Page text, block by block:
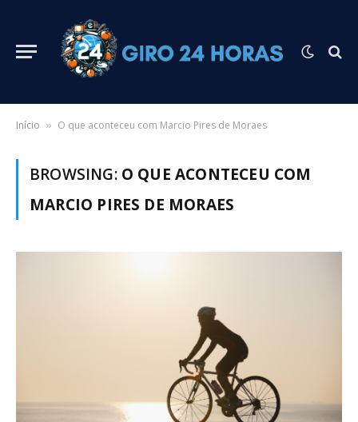
Início » O que aconteceu com Marcio Pires de Moraes
BROWSING: O QUE ACONTECEU COM
MARCIO PIRES DE MORAES